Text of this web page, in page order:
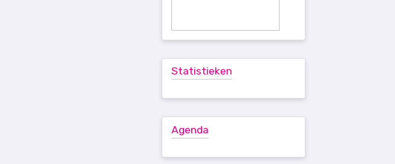
Statistieken
Agenda